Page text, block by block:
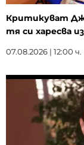
Критикуват
тя си харесва
07.08.2026 | 12:00 ч.